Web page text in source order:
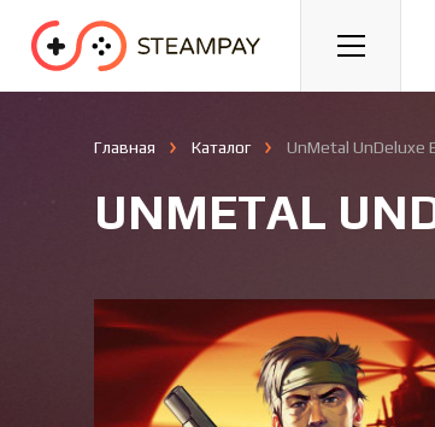
Спорт Гонки
Главная Каталог UnMetal UnDeluxe
UNMETAL